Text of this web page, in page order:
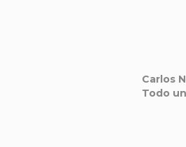
Carlos
Todo